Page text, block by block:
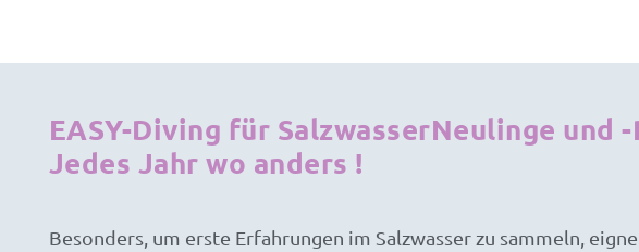
EASY-Diving für SalzwasserNeulinge und
Jedes Jahr wo anders ! ​
Besonders, um erste Erfahrungen im Salzwasser zu sammeln,